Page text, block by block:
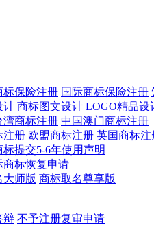
标保险注册 国际商标保险注册
计 商标图文设计 LOGO精品设
湾商标注册 中国澳门商标注册
注册 欧盟商标注册 英国商标注
标提交5-6年使用声明
商标恢复申请
大师版 商标取名尊享版
辩 不予注册复审申请